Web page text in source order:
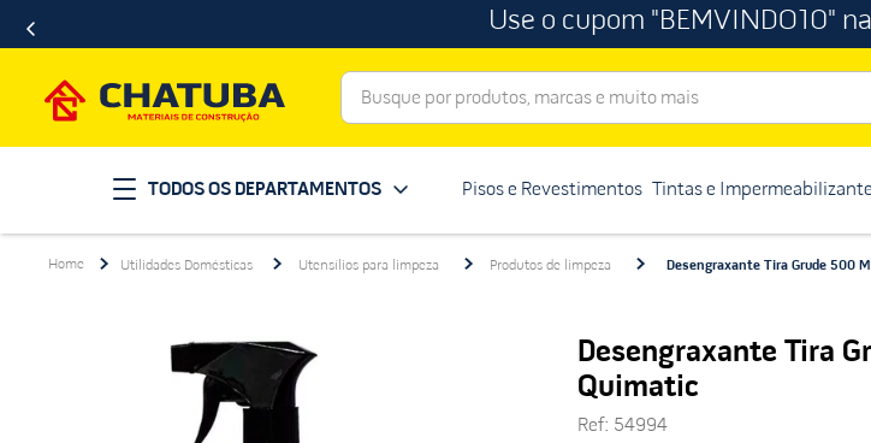
Use o cupom "BEMVINDO10"
Busque por produtos, marcas e muito mais
TODOS OS DEPARTAMENTOS Pisos e Revestimentos Tintas e
Utilidades Domésticas Utensílios para limpeza Produtos de limpeza Desengraxante Tira Grude 500
Desengraxante Tira
Quimatic
Ref: 54994
1 º porcelanato
2º telha
revestimento